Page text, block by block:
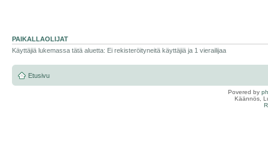
PAIKALLAOLIJAT
Käyttäjiä lukemassa tätä aluetta: Ei rekisteröityneitä käyttäjiä ja 1 vierailijaa
Etusivu
Povered by
Käännös,